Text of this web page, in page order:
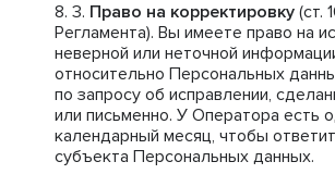
Право на корректировку (ст.
Регламента). Вы имеете право на
неверной или неточной
относительно Персональных
по запросу об исправлении,
или письменно. У Оператора есть
календарный месяц, чтобы
субъекта Персональных данных.